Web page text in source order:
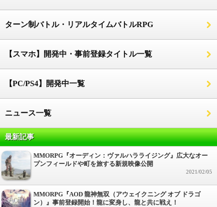
ターン制バトル・リアルタイムバトルRPG
【スマホ】開発中・事前登録タイトル一覧
【PC/PS4】開発中一覧
ニュース一覧
最新記事
MMORPG『オーディン：ヴァルハラライジング』広大なオー
プンフィールドや町を旅する新規映像公開
2021/02/05
MMORPG『AOD 龍神無双（アウェイクニング オブ ドラゴ
ン）』事前登録開始！龍に変身し、龍と共に戦え！